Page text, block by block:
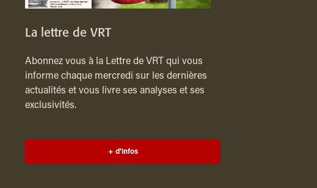
La lettre de VRT
Abonnez vous à la Lettre de VRT qui vous
informe chaque mercredi sur les dernières
actualités et vous livre ses analyses et ses
exclusivités.
+ d'infos